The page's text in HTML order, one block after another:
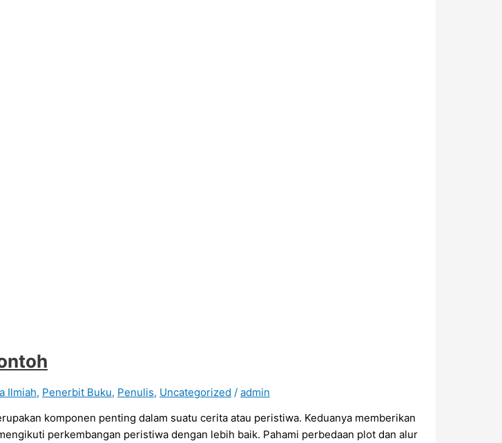
Ilmiah, Penerbit Buku, Penulis, Uncategorized / admin
komponen penting dalam suatu cerita atau peristiwa. Keduanya memberikan
perkembangan peristiwa dengan lebih baik. Pahami perbedaan plot dan alur